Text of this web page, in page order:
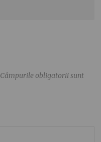
Câmpurile obligatorii sunt